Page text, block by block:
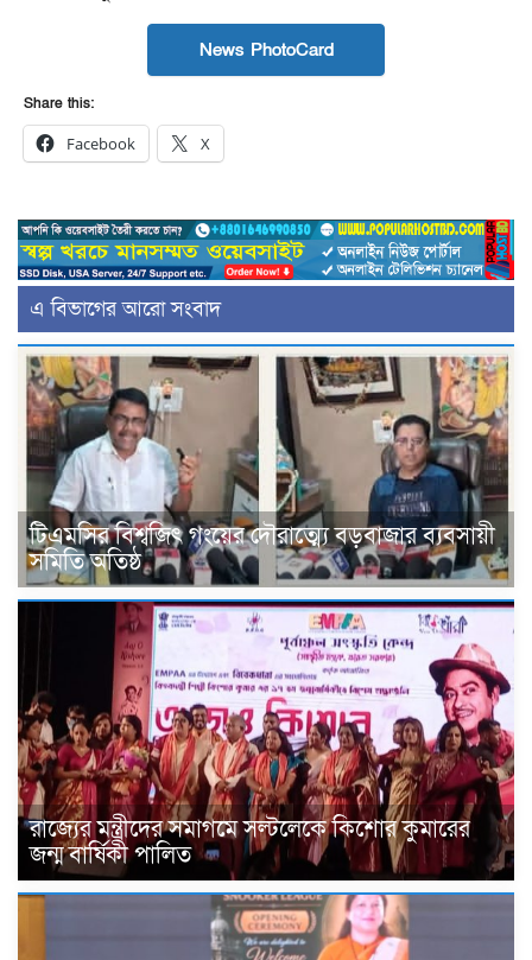
News PhotoCard
Share this:
Facebook X
এ বিভাগের আরো সংবাদ
টিএমসির বিশ্বজিৎ গংয়ের দৌরাত্ম্যে বড়বাজার ব্যবসায়ী
সমিতি অতিষ্ঠ
রাজ্যের মন্ত্রীদের সমাগমে সল্টলেকে কিশোর কুমারের
জন্ম বার্ষিকী পালিত ‌